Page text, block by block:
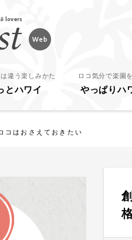
違う楽しみかた
とハワイ
ロコ気分で楽園
やっぱりハ
コはおさえておきたい